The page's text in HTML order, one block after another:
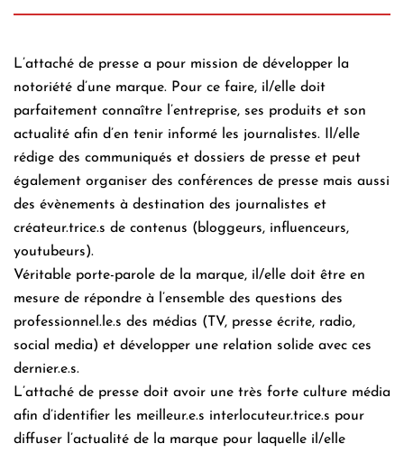
L’attaché de presse a pour mission de développer la
notoriété d’une marque. Pour ce faire, il/elle doit
parfaitement connaître l’entreprise, ses produits et son
actualité afin d’en tenir informé les journalistes. Il/elle
rédige des communiqués et dossiers de presse et peut
également organiser des conférences de presse mais aussi
des évènements à destination des journalistes et
créateur.trice.s de contenus (bloggeurs, influenceurs,
youtubeurs).
Véritable porte-parole de la marque, il/elle doit être en
mesure de répondre à l’ensemble des questions des
professionnel.le.s des médias (TV, presse écrite, radio,
social media) et développer une relation solide avec ces
dernier.e.s.
L’attaché de presse doit avoir une très forte culture média
afin d’identifier les meilleur.e.s interlocuteur.trice.s pour
diffuser l’actualité de la marque pour laquelle il/elle